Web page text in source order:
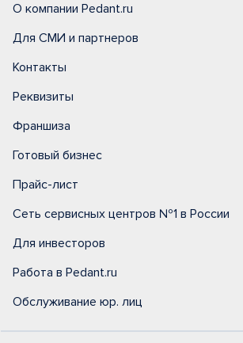
О компании Pedant.ru
Для СМИ и партнеров
Контакты
Реквизиты
Франшиза
Готовый бизнес
Прайс-лист
Сеть сервисных центров №1 в России
Для инвесторов
Работа в Pedant.ru
Обслуживание юр. лиц